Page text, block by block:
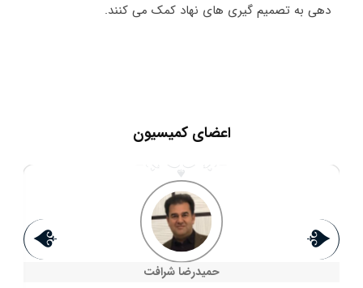
دهی به تصمیم گیری های نهاد کمک می کنند.
اعضای کمیسیون
حمیدرضا شرافت